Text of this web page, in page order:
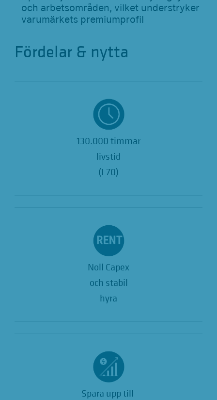
och arbetsområden, vilket understryker
varumärkets premiumprofil
Fördelar & nytta
130.000 timmar
livstid
(L70)
Noll Capex
och stabil
hyra
Spara upp till